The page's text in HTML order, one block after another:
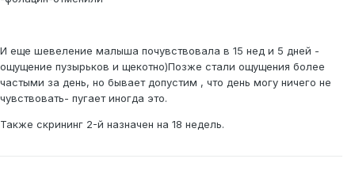
И еще шевеление малыша почувствовала в 15 нед и 5 дней -
ощущение пузырьков и щекотно)Позже стали ощущения более
частыми за день, но бывает допустим , что день могу ничего не
чувствовать- пугает иногда это.
Также скрининг 2-й назначен на 18 недель.